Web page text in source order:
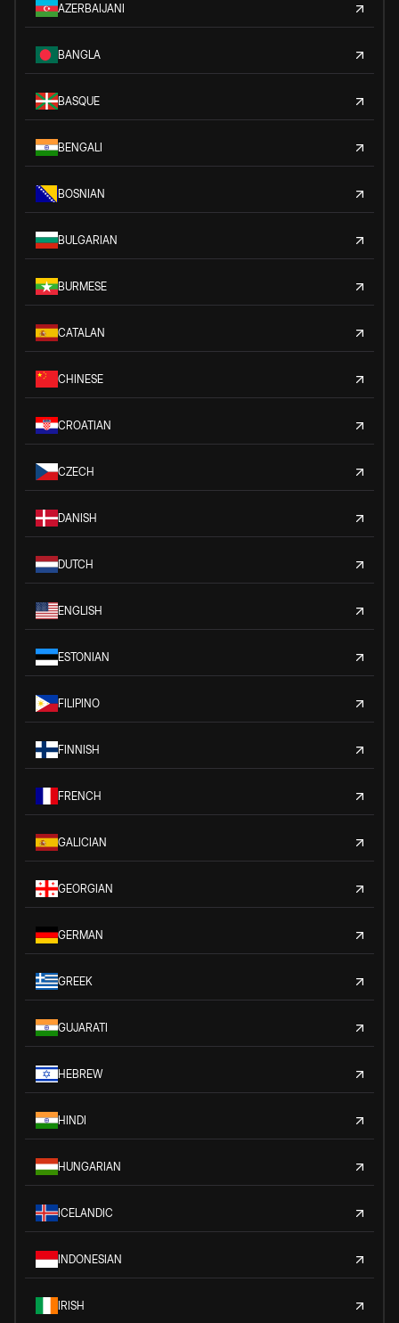
AZERBAIJANI
BANGLA
BASQUE
BENGALI
BOSNIAN
BULGARIAN
BURMESE
CATALAN
CHINESE
CROATIAN
CZECH
DANISH
DUTCH
ENGLISH
ESTONIAN
FILIPINO
FINNISH
FRENCH
GALICIAN
GEORGIAN
GERMAN
GREEK
GUJARATI
HEBREW
HINDI
HUNGARIAN
ICELANDIC
INDONESIAN
IRISH